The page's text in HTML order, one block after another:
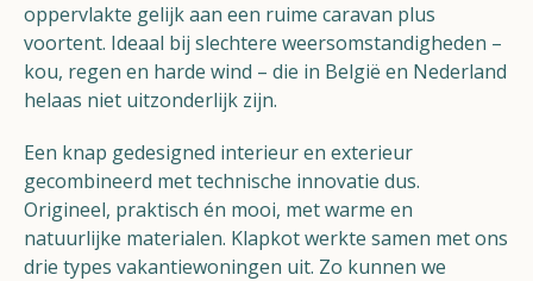
oppervlakte gelijk aan een ruime caravan plus
voortent. Ideaal bij slechtere weersomstandigheden –
kou, regen en harde wind – die in België en Nederland
helaas niet uitzonderlijk zijn.
Een knap gedesigned interieur en exterieur
gecombineerd met technische innovatie dus.
Origineel, praktisch én mooi, met warme en
natuurlijke materialen. Klapkot werkte samen met ons
drie types vakantiewoningen uit. Zo kunnen we